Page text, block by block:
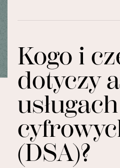
Kogo i
dotyczy
usługach
(DSA)?